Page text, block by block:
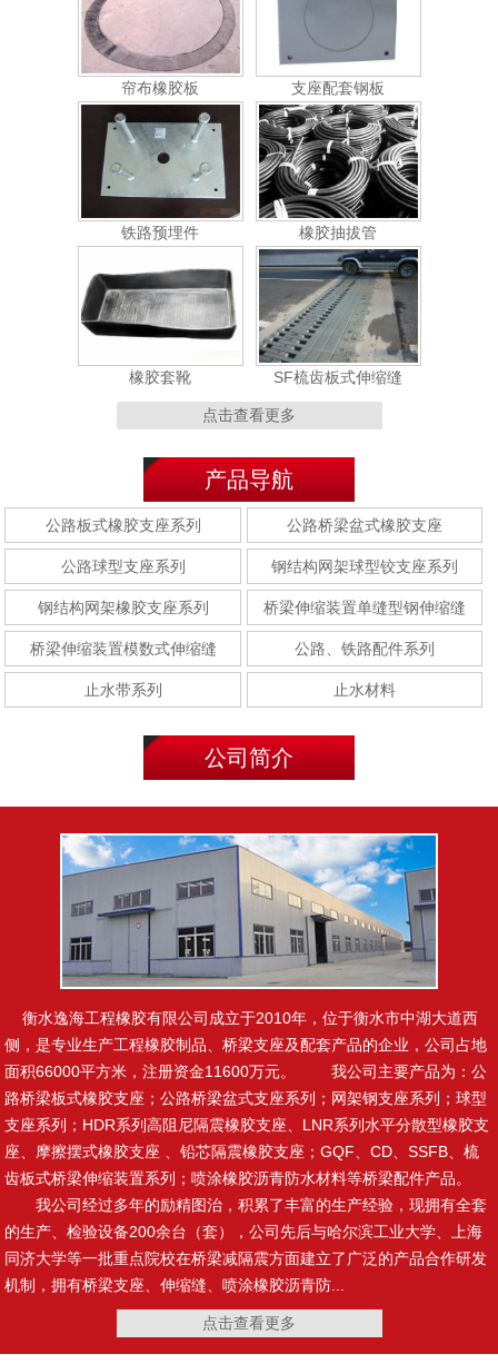
帘布橡胶板 支座配套钢板
铁路预埋件 橡胶抽拔管
橡胶套靴 SF梳齿板式伸缩缝
MZL 320型 MZL120型
E型钢(E-40型/E-60型/E-
80型)
F型钢(F-40型/F-60型/F-
80型)
聚乙烯胶泥 聚硫密封胶
止水钢板 制品型遇水膨胀止水条
腻子型遇水膨胀止水条 橡塑止水带
复合止水带 施工缝用橡胶止水带
点击查看更多
产品导航
公路板式橡胶支座系列 公路桥梁盆式橡胶支座
公路球型支座系列 钢结构网架球型铰支座系列
钢结构网架橡胶支座系列 桥梁伸缩装置单缝型钢伸缩缝
桥梁伸缩装置模数式伸缩缝 公路、铁路配件系列
止水带系列 止水材料
公司简介
衡水逸海工程橡胶有限公司成立于2010年，位于衡水市中湖大道西
侧，是专业生产工程橡胶制品、桥梁支座及配套产品的企业，公司占地
面积66000平方米，注册资金11600万元。 我公司主要产品为：公
路桥梁板式橡胶支座；公路桥梁盆式支座系列；网架钢支座系列；球型
支座系列；HDR系列高阻尼隔震橡胶支座、LNR系列水平分散型橡胶支
座、摩擦摆式橡胶支座 、铅芯隔震橡胶支座；GQF、CD、SSFB、梳
齿板式桥梁伸缩装置系列；喷涂橡胶沥青防水材料等桥梁配件产品。
我公司经过多年的励精图治，积累了丰富的生产经验，现拥有全套
的生产、检验设备200余台（套），公司先后与哈尔滨工业大学、上海
同济大学等一批重点院校在桥梁减隔震方面建立了广泛的产品合作研发
机制，拥有桥梁支座、伸缩缝、喷涂橡胶沥青防...
点击查看更多